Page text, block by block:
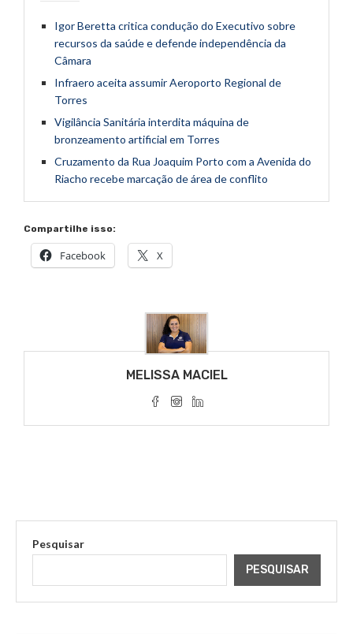
Igor Beretta critica condução do Executivo sobre
recursos da saúde e defende independência da
Câmara
Infraero aceita assumir Aeroporto Regional de
Torres
Vigilância Sanitária interdita máquina de
bronzeamento artificial em Torres
Cruzamento da Rua Joaquim Porto com a Avenida do
Riacho recebe marcação de área de conflito
Compartilhe isso:
Facebook X
MELISSA MACIEL
Pesquisar
PESQUISAR